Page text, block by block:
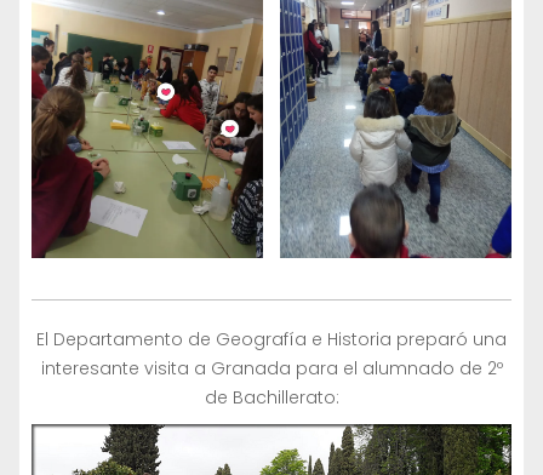
El Departamento de Geografía e Historia preparó una
interesante visita a Granada para el alumnado de 2º
de Bachillerato: